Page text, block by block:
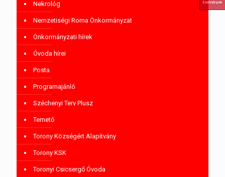
Nekrológ
Nemzetiségi Roma Önkormányzat
Önkormányzati hírek
Óvoda hírei
Posta
Programajánló
Széchenyi Terv Plusz
Temető
Torony Községért Alapítvány
Torony KSK
Toronyi Csicsergő Óvoda
Események